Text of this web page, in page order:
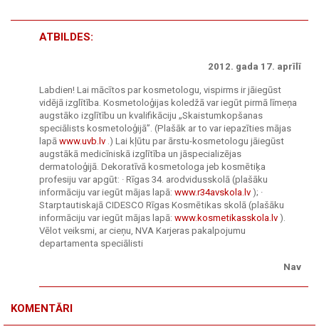
ATBILDES:
2012. gada 17. aprīlī
Labdien! Lai mācītos par kosmetologu, vispirms ir jāiegūst
vidējā izglītība. Kosmetoloģijas koledžā var iegūt pirmā līmeņa
augstāko izglītību un kvalifikāciju „Skaistumkopšanas
speciālists kosmetoloģijā”. (Plašāk ar to var iepazīties mājas
lapā www.uvb.lv .) Lai kļūtu par ārstu-kosmetologu jāiegūst
augstākā medicīniskā izglītība un jāspecializējas
dermatoloģijā. Dekoratīvā kosmetologa jeb kosmētiķa
profesiju var apgūt: · Rīgas 34. arodvidusskolā (plašāku
informāciju var iegūt mājas lapā: www.r34avskola.lv ); ·
Starptautiskajā CIDESCO Rīgas Kosmētikas skolā (plašāku
informāciju var iegūt mājas lapā: www.kosmetikasskola.lv ).
Vēlot veiksmi, ar cieņu, NVA Karjeras pakalpojumu
departamenta speciālisti
Nav
KOMENTĀRI